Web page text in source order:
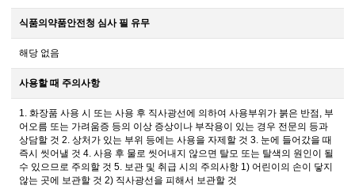
식품의약품안전청 심사 필 유무
해당 없음
사용할 때 주의사항
1. 화장품 사용 시 또는 사용 후 직사광선에 의하여 사용부위가 붉은 반점, 부
어오름 또는 가려움증 등의 이상 증상이나 부작용이 있는 경우 전문의 등과
상담할 것 2. 상처가 있는 부위 등에는 사용을 자제할 것 3. 눈에 들어갔을 때
즉시 씻어낼 것 4. 사용 후 물로 씻어내지 않으면 탈모 또는 탈색의 원인이 될
수 있으므로 주의할 것 5. 보관 및 취급 시의 주의사항 1) 어린이의 손이 닿지
않는 곳에 보관할 것 2) 직사광선을 피해서 보관할 것